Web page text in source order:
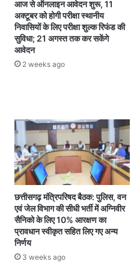
म
का
ऐ
ला
.
पा
रा
नि
यु
क्त
प
र्य
वे
क्ष
क
क
आज से ऑनलाइन आवेदन शुरू, 11
अक्टूबर को होगी परीक्षा स्थानीय
निवासियों के लिए परीक्षा शुल्क रिफंड की
सुविधा; 21 अगस्त तक कर सकेंगे
आवेदन
2 weeks ago
छत्तीसगढ़ मंत्रिपरिषद बैठक: पुलिस, वन
एवं जेल विभाग की सीधी भर्ती में अग्निवीर
सैनिको के लिए 10% आरक्षण का
प्रावधान स्वीकृत सहित लिए गए अन्य
निर्णय
3 weeks ago